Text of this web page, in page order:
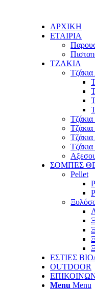
ΑΡΧΙΚΗ
ΕΤΑΙΡΙΑ
TZAKIA
Τζάκια
Τζάκια
ΣΟΜΠΕΣ
Pellet
ΕΣΤΙΕΣ
OUTDOOR
Menu Menu